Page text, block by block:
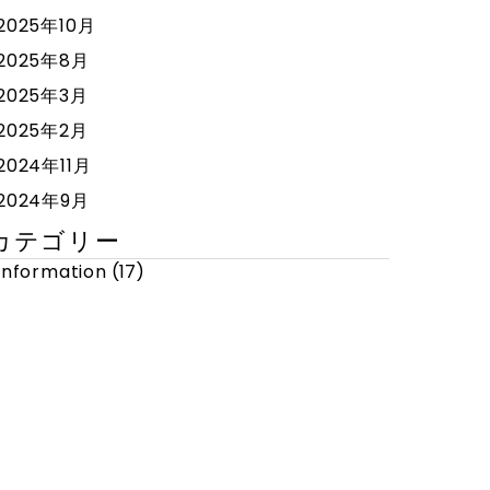
年10月
年8月
年3月
年2月
年11月
年9月
テゴリー
(17)